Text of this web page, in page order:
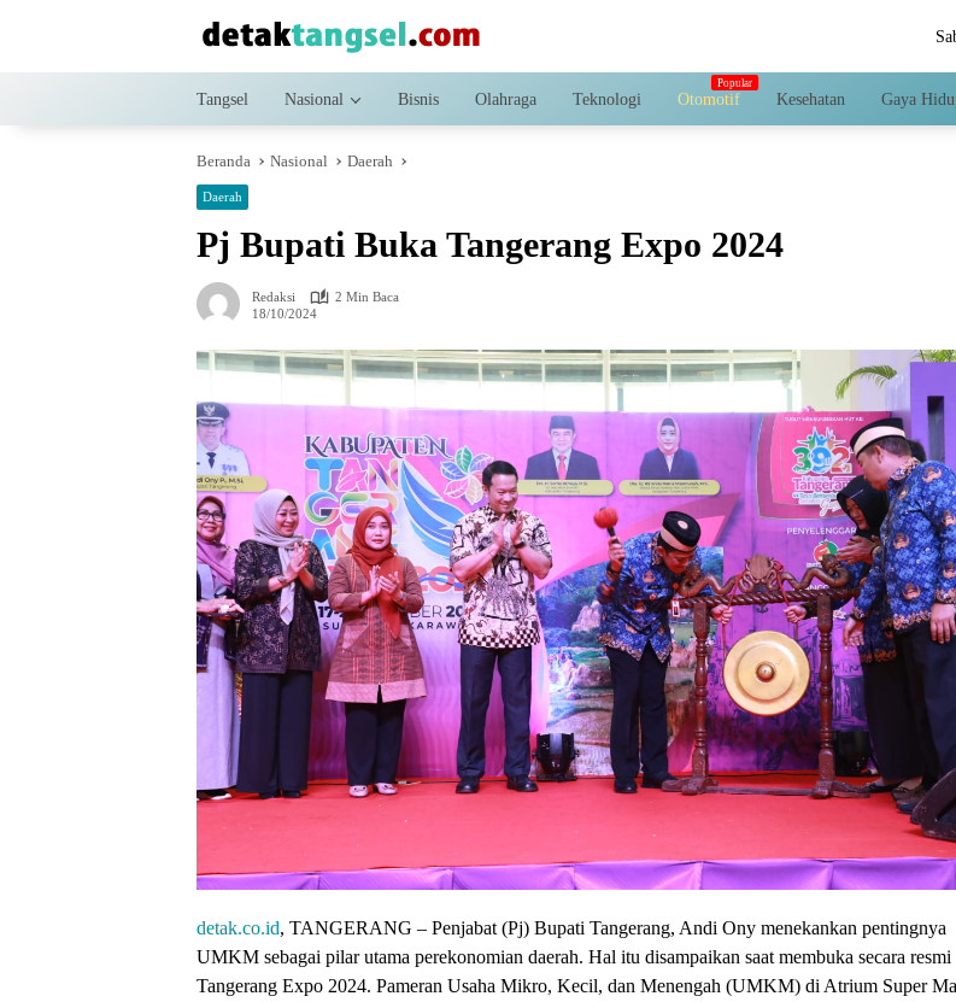
Tangsel Nasional Bisnis Olahraga Teknologi Otomotif Kesehatan Gaya
Beranda Nasional Daerah
Daerah
Pj Bupati Buka Tangerang Expo 2024
Redaksi
2 Min Baca
18/10/2024
detak.co.id, TANGERANG – Penjabat (Pj) Bupati Tangerang, Andi Ony menekankan pentingnya
UMKM sebagai pilar utama perekonomian daerah. Hal itu disampaikan saat membuka secara resmi
Tangerang Expo 2024. Pameran Usaha Mikro, Kecil, dan Menengah (UMKM) di Atrium Super